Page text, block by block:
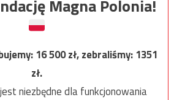
Magna Polonia!
16 500zł, zebraliśmy:1351
zł.
niezbędne dla funkcjonowania